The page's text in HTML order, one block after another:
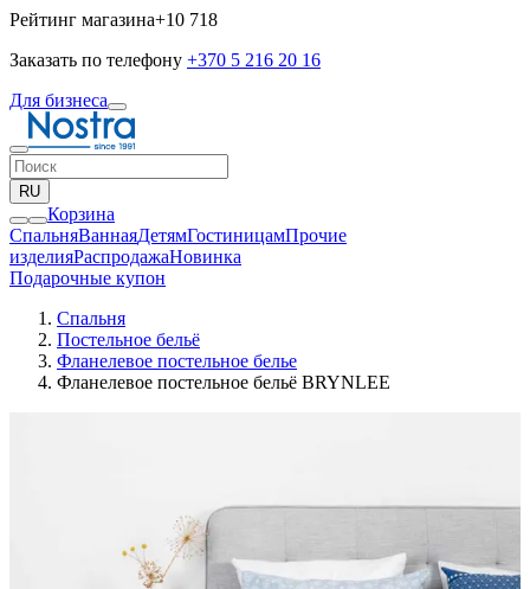
Рейтинг магазина+10 718
Заказать по телефону +370 5 216 20 16
Для бизнеса
RU
Корзина
СпальняВаннаяДетямГостиницамПрочие
изделияPаспродажаНовинка
Подарочные купон
Спальня
Постельное бельё
Фланелевое постельное белье
Фланелевое постельное бельё BRYNLEE